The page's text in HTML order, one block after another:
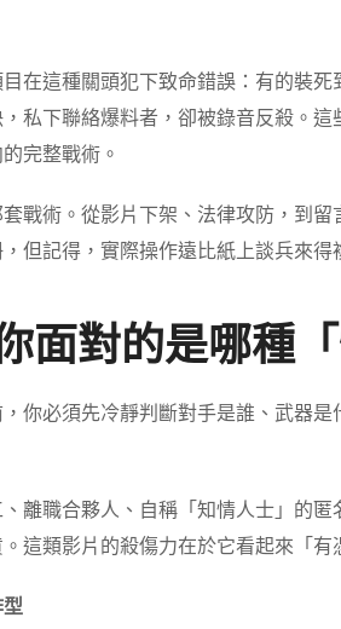
在這種關頭犯下致命錯誤：有的裝
私下聯絡爆料者，卻被錄音反殺。
完整戰術。
戰術。從影片下架、法律攻防，到
但記得，實際操作遠比紙上談兵來得
面對的是哪種
你必須先冷靜判斷對手是誰、武器
離職合夥人、自稱「知情人士」的
這類影片的殺傷力在於它看起來「